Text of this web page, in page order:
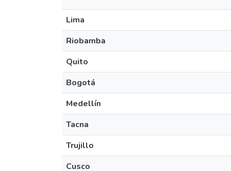
Lima
Riobamba
Quito
Bogotá
Medellín
Tacna
Trujillo
Cusco